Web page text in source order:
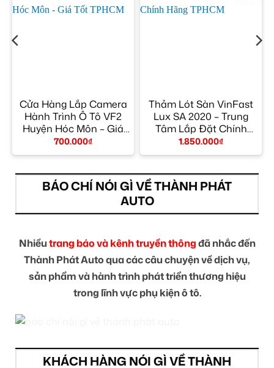
Cửa Hàng Lắp Camera
Hành Trình Ô Tô VF2
Huyện Hóc Môn – Giá
Tốt TPHCM
700.000₫
Thảm Lót Sàn VinFast
Lux SA 2020 – Trung
Tâm Lắp Đặt Chính
Hãng TPHCM
1.850.000₫
BÁO CHÍ NÓI GÌ VỀ THÀNH PHÁT
AUTO
Nhiềutrang báo và kênh truyền thôngđã nhắc đến
Thành Phát Auto qua các câu chuyện về dịch vụ,
sản phẩm và hành trình phát triển thương hiệu
trong lĩnh vực phụ kiện ô tô.
KHÁCH HÀNG NÓI GÌ VỀ THÀNH